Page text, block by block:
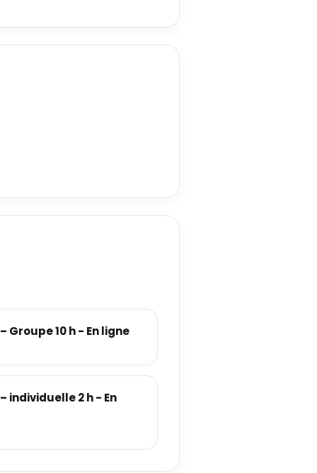
Groupe 10 h - En ligne
individuelle 2 h - En